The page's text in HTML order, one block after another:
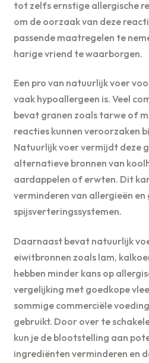
tot zelfs ernstige allergische
om de oorzaak van deze
passende maatregelen te
harige vriend te waarborgen.
Een pro van natuurlijk voer
vaak hypoallergeen is. Veel
bevat granen zoals tarwe of
reacties kunnen veroorzaken
Natuurlijk voer vermijdt deze
alternatieve bronnen van
aardappelen of erwten. Dit
verminderen van allergieën en
spijsverteringssystemen.
Daarnaast bevat natuurlijk
eiwitbronnen zoals lam,
hebben minder kans op
vergelijking met goedkope
sommige commerciële
gebruikt. Door over te
kun je de blootstelling aan
ingrediënten verminderen en